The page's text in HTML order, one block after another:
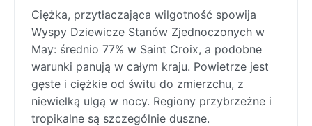
Ciężka, przytłaczająca wilgotność spowija
Wyspy Dziewicze Stanów Zjednoczonych w
May: średnio 77% w Saint Croix, a podobne
warunki panują w całym kraju. Powietrze jest
gęste i ciężkie od świtu do zmierzchu, z
niewielką ulgą w nocy. Regiony przybrzeżne i
tropikalne są szczególnie duszne.